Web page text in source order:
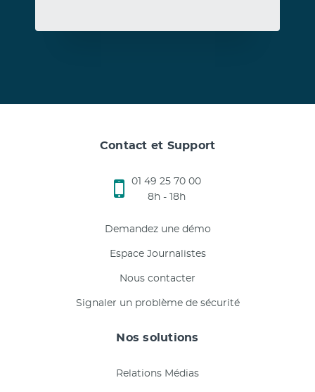
Contact et Support
01 49 25 70 00
8h - 18h
Demandez une démo
Espace Journalistes
Nous contacter
Signaler un problème de sécurité
Nos solutions
Relations Médias